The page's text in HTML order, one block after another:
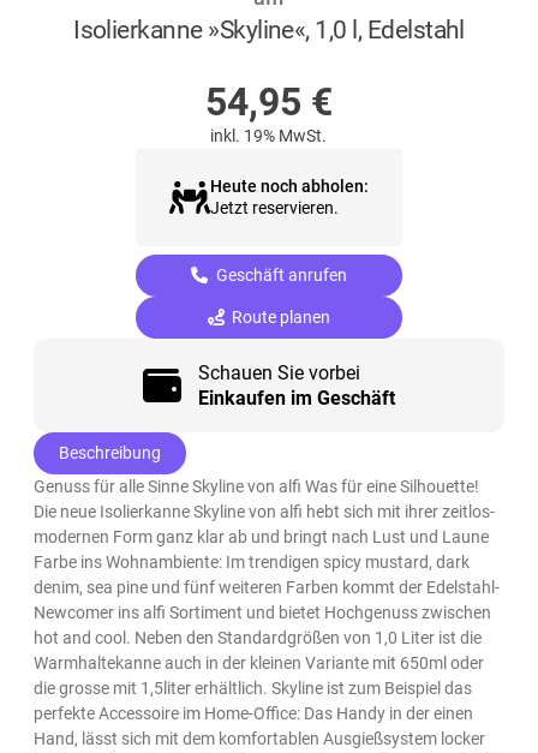
Isolierkanne »Skyline«, 1,0 l, Edelstahl
54,95 €
inkl. 19% MwSt.
Heute noch abholen:
Jetzt reservieren.
Geschäft anrufen
Route planen
Schauen Sie vorbei
Einkaufen im Geschäft
Beschreibung
Genuss für alle Sinne Skyline von alfi Was für eine Silhouette!
Die neue Isolierkanne Skyline von alfi hebt sich mit ihrer zeitlos-
modernen Form ganz klar ab und bringt nach Lust und Laune
Farbe ins Wohnambiente: Im trendigen spicy mustard, dark
denim, sea pine und fünf weiteren Farben kommt der Edelstahl-
Newcomer ins alfi Sortiment und bietet Hochgenuss zwischen
hot and cool. Neben den Standardgrößen von 1,0 Liter ist die
Warmhaltekanne auch in der kleinen Variante mit 650ml oder
die grosse mit 1,5liter erhältlich. Skyline ist zum Beispiel das
perfekte Accessoire im Home-Office: Das Handy in der einen
Hand, lässt sich mit dem komfortablen Ausgießsystem locker